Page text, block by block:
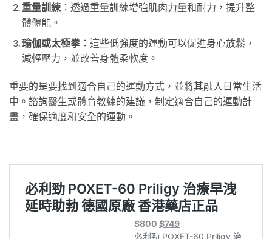
重量訓練：透過重量訓練增強肌肉力量和耐力，提升整
體體能。
瑜伽或太極拳：這些低強度的運動可以促進身心放鬆，
減輕壓力，並改善身體柔軟度。
重要的是要找到適合自己的運動方式，並將其融入日常生活
中。諮詢醫生或體育教練的建議，制定適合自己的運動計
畫，確保適度和安全的運動。